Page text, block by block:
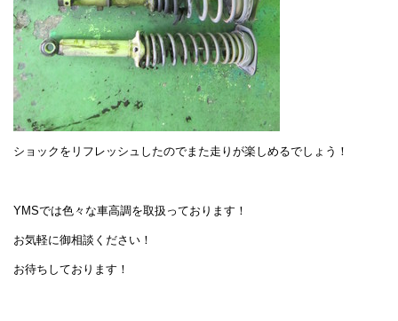
ショックをリフレッシュしたのでまた走りが楽しめるでしょう！
YMSでは色々な車高調を取扱っております！
お気軽に御相談ください！
お待ちしております！